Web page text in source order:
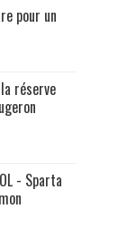
pour un
réserve
- Sparta